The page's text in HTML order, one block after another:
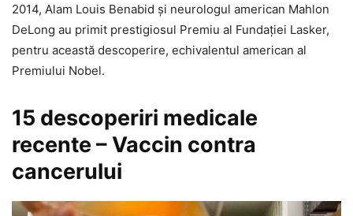
2014, Alam Louis Benabid şi neurologul american Mahlon
DeLong au primit prestigiosul Premiu al Fundaţiei Lasker,
pentru această descoperire, echivalentul american al
Premiului Nobel.
15 descoperiri medicale
recente – Vaccin contra
cancerului